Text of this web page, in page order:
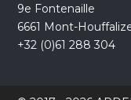
9e Fontenaille
6661 Mont-
+32 (0)61 288 304